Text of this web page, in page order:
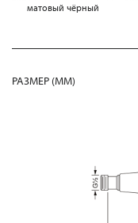
матовый чёрный
РАЗМЕР (MM)